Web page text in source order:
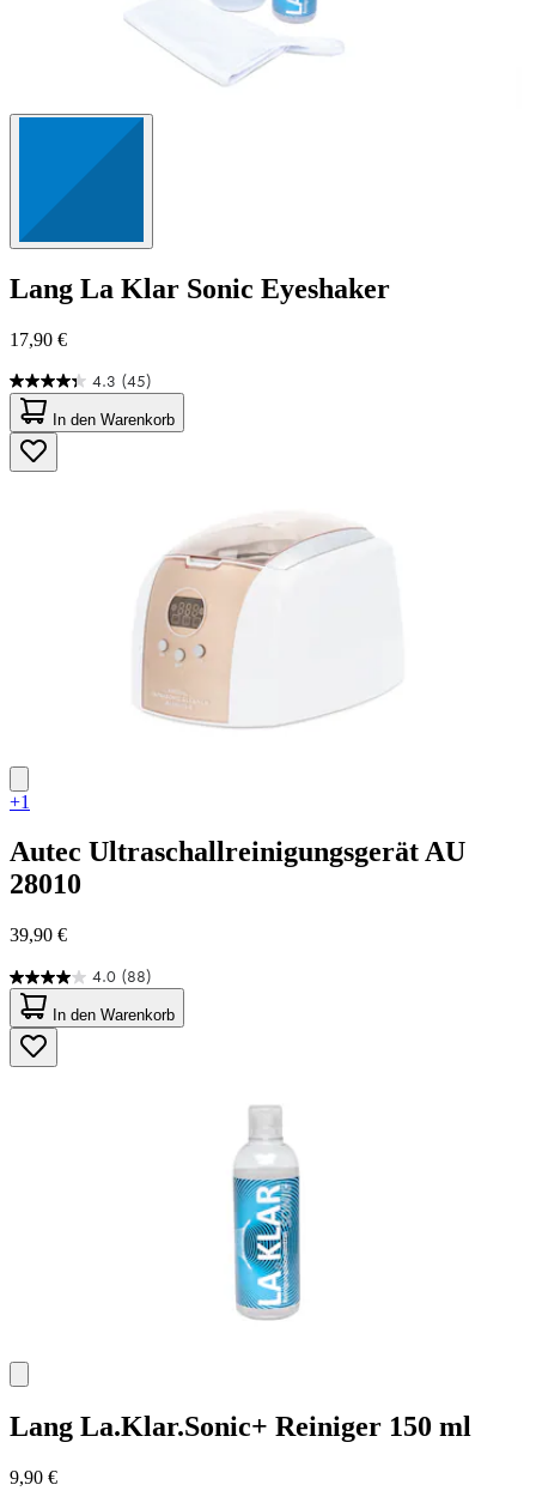
Lang La Klar Sonic Eyeshaker
17,90 €
4.3 (45)
4.3
von
5
Sternen.
45
In den Warenkorb
+1
Autec Ultraschallreinigungsgerät AU
28010
39,90 €
4.0 (88)
4.0
von
5
Sternen.
88
In den Warenkorb
Lang La.Klar.Sonic+ Reiniger 150 ml
9,90 €